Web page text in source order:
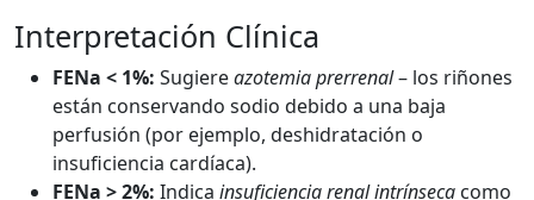
Interpretación Clínica
FENa < 1%: Sugiereazotemia prerrenal– los riñones
están conservando sodio debido a una baja
perfusión (por ejemplo, deshidratación o
insuficiencia cardíaca).
FENa > 2%: Indica insuficiencia renal intrínseca como